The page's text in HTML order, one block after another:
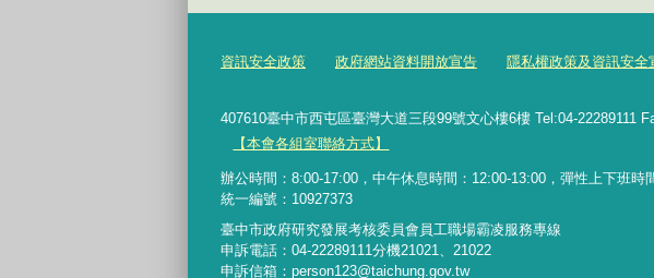
資訊安全政策 政府網站資料開放宣告 隱私權政策及資訊安全
407610臺中市西屯區臺灣大道三段99號文心樓6樓 Tel:04-22289111
【本會各組室聯絡方式】
辦公時間：8:00-17:00，中午休息時間：12:00-13:00，彈性上下班時
統一編號：10927373
臺中市政府研究發展考核委員會員工職場霸凌服務專線
申訴電話：04-22289111分機21021、21022
申訴信箱：person123@taichung.gov.tw